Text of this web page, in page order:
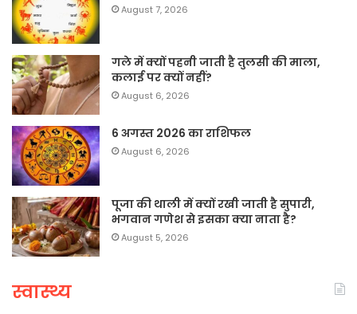
August 7, 2026
गले में क्यों पहनी जाती है तुलसी की माला,
कलाई पर क्यों नहीं?
August 6, 2026
6 अगस्त 2026 का राशिफल
August 6, 2026
पूजा की थाली में क्यों रखी जाती है सुपारी,
भगवान गणेश से इसका क्या नाता है?
August 5, 2026
स्वास्थ्य